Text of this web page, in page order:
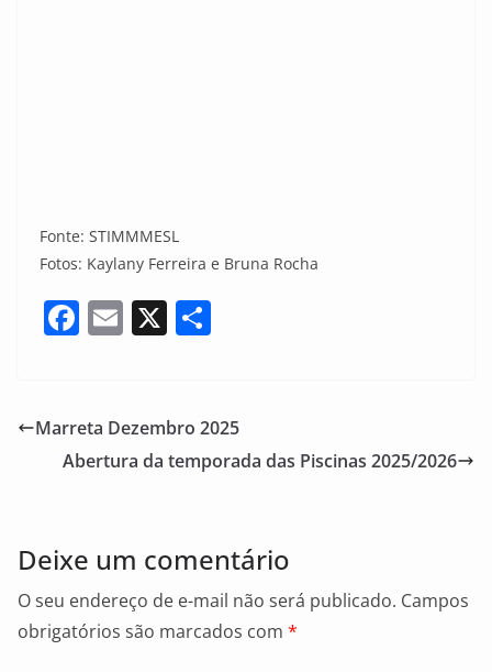
Fonte: STIMMMESL
Fotos: Kaylany Ferreira e Bruna Rocha
F
e
b
k
E
l
X
e
Marreta Dezembro 2025
Abertura da temporada das Piscinas 2025/2026
Deixe um comentário
O seu endereço de e-mail não será publicado. Campos
obrigatórios são marcados com *